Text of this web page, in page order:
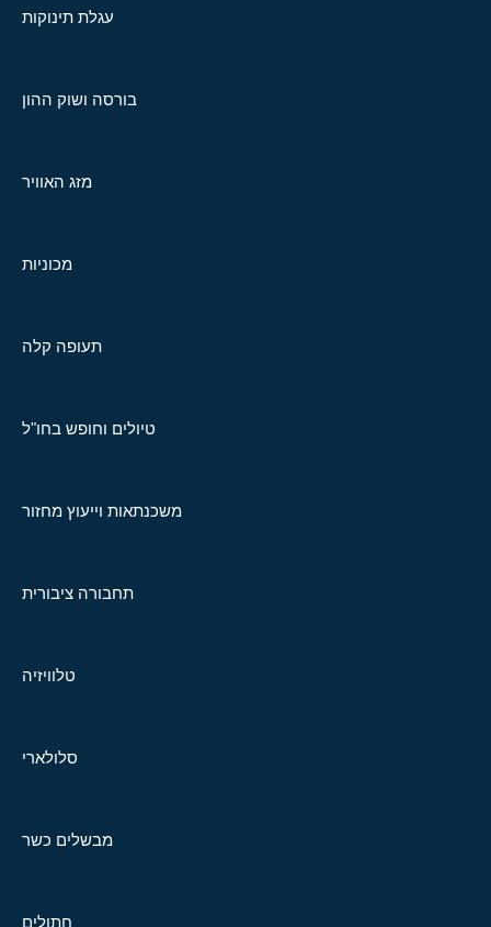
עגלת תינוקות
בורסה ושוק ההון
מזג האוויר
מכוניות
תעופה קלה
טיולים וחופש בחו"ל
משכנתאות וייעוץ מחזור
תחבורה ציבורית
טלוויזיה
סלולארי
מבשלים כשר
חתולים